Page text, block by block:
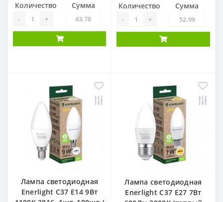
Количество
- +
Сумма Количество
- +
Сумма
Лампа светодиодная
Enerlight С37 Е14 9Вт
Лампа светодиодная
Enerlight С37 Е27 7Вт